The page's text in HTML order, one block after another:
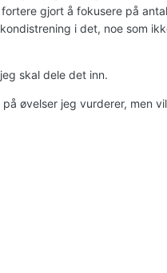
gjort å fokusere på
i det, noe som
skal dele det inn.
øvelser jeg vurderer, men vil